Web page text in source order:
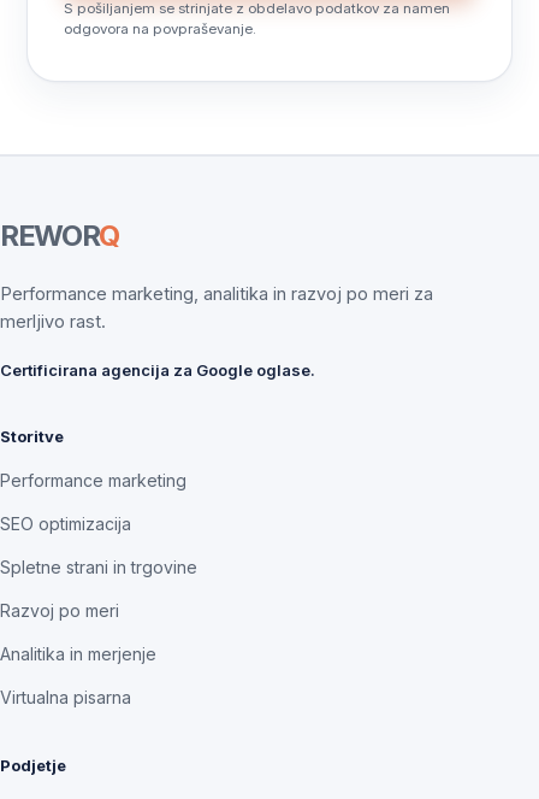
S pošiljanjem se strinjate z obdelavo podatkov za namen
odgovora na povpraševanje.
REWORQ
Performance marketing, analitika in razvoj po meri za
merljivo rast.
Certificirana agencija za Google oglase.
Storitve
Performance marketing
SEO optimizacija
Spletne strani in trgovine
Razvoj po meri
Analitika in merjenje
Virtualna pisarna
Podjetje